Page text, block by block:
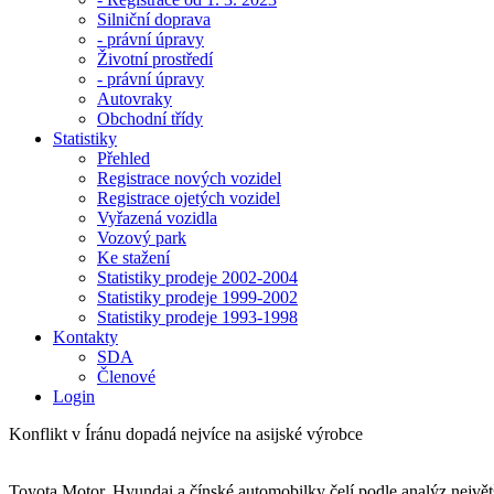
Silniční doprava
- právní úpravy
Životní prostředí
- právní úpravy
Autovraky
Obchodní třídy
Statistiky
Přehled
Registrace nových vozidel
Registrace ojetých vozidel
Vyřazená vozidla
Vozový park
Ke stažení
Statistiky prodeje 2002-2004
Statistiky prodeje 1999-2002
Statistiky prodeje 1993-1998
Kontakty
SDA
Členové
Login
Konflikt v Íránu dopadá nejvíce na asijské výrobce